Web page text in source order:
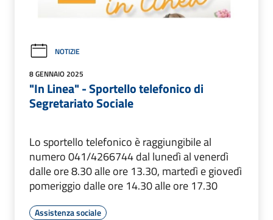
NOTIZIE
8 GENNAIO 2025
"In Linea" - Sportello telefonico di
Segretariato Sociale
Lo sportello telefonico è raggiungibile al
numero 041/4266744 dal lunedì al venerdì
dalle ore 8.30 alle ore 13.30, martedì e giovedì
pomeriggio dalle ore 14.30 alle ore 17.30
Assistenza sociale